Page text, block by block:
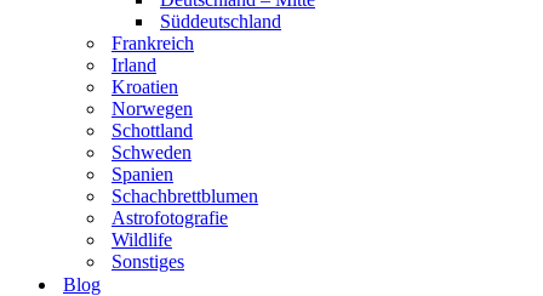
Süddeutschland
Frankreich
Irland
Kroatien
Norwegen
Schottland
Schweden
Spanien
Schachbrettblumen
Astrofotografie
Wildlife
Sonstiges
Blog